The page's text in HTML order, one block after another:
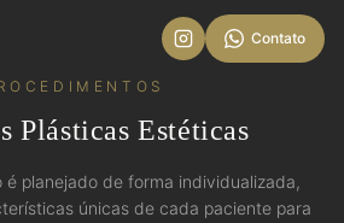
Contato
Plásticas Estéticas
é planejado de forma individualizada,
únicas de cada paciente para